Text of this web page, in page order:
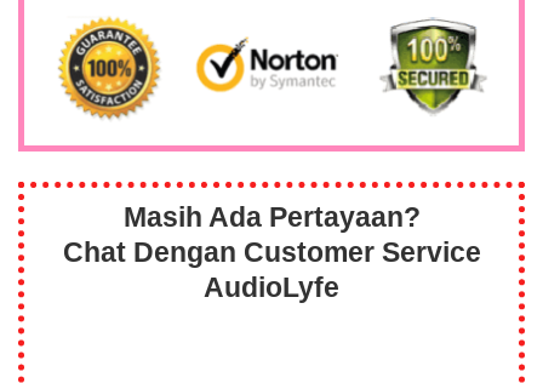
Masih Ada Pertayaan?
Chat Dengan Customer Service
AudioLyfe